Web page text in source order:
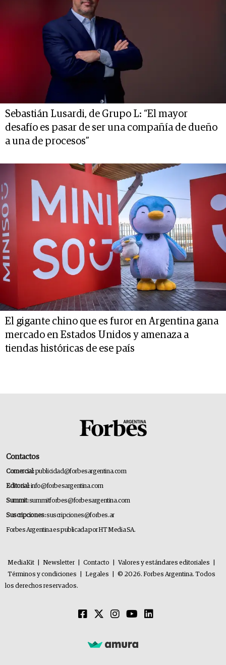
Sebastián Lusardi, de Grupo L: “El mayor
desafío es pasar de ser una compañía de dueño
a una de procesos”
El gigante chino que es furor en Argentina gana
mercado en Estados Unidos y amenaza a
tiendas históricas de ese país
Contactos
Comercial:publicidad@forbesargentina.com
Editorial:info@forbesargentina.com
Summit:summitforbes@forbesargentina.com
Suscripciones:suscripciones@forbes.ar
Forbes Argentina es publicada por HT Media SA.
MediaKit Newsletter Contacto Valores y estándares editoriales
Términos y condiciones
Legales
© 2026. Forbes Argentina. Todos
los derechos reservados.